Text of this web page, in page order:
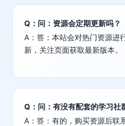
Q：问：资源会定期更新吗？
A：答：本站会对热门资源进
新，关注页面获取最新版本。
Q：问：有没有配套的学习社
A：答：有的，购买资源后联